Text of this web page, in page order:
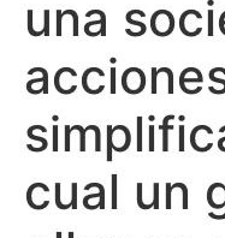
una
cual un